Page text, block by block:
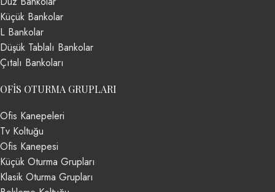
Küçük Bankolar
L Bankolar
Düşük Tablalı Bankolar
Çıtalı Bankoları
OFIS OTURMA GRUPLARI
Ofis Kanepeleri
Tv Koltuğu
Ofis Kanepesi
Küçük Oturma Grupları
Klasik Oturma Grupları